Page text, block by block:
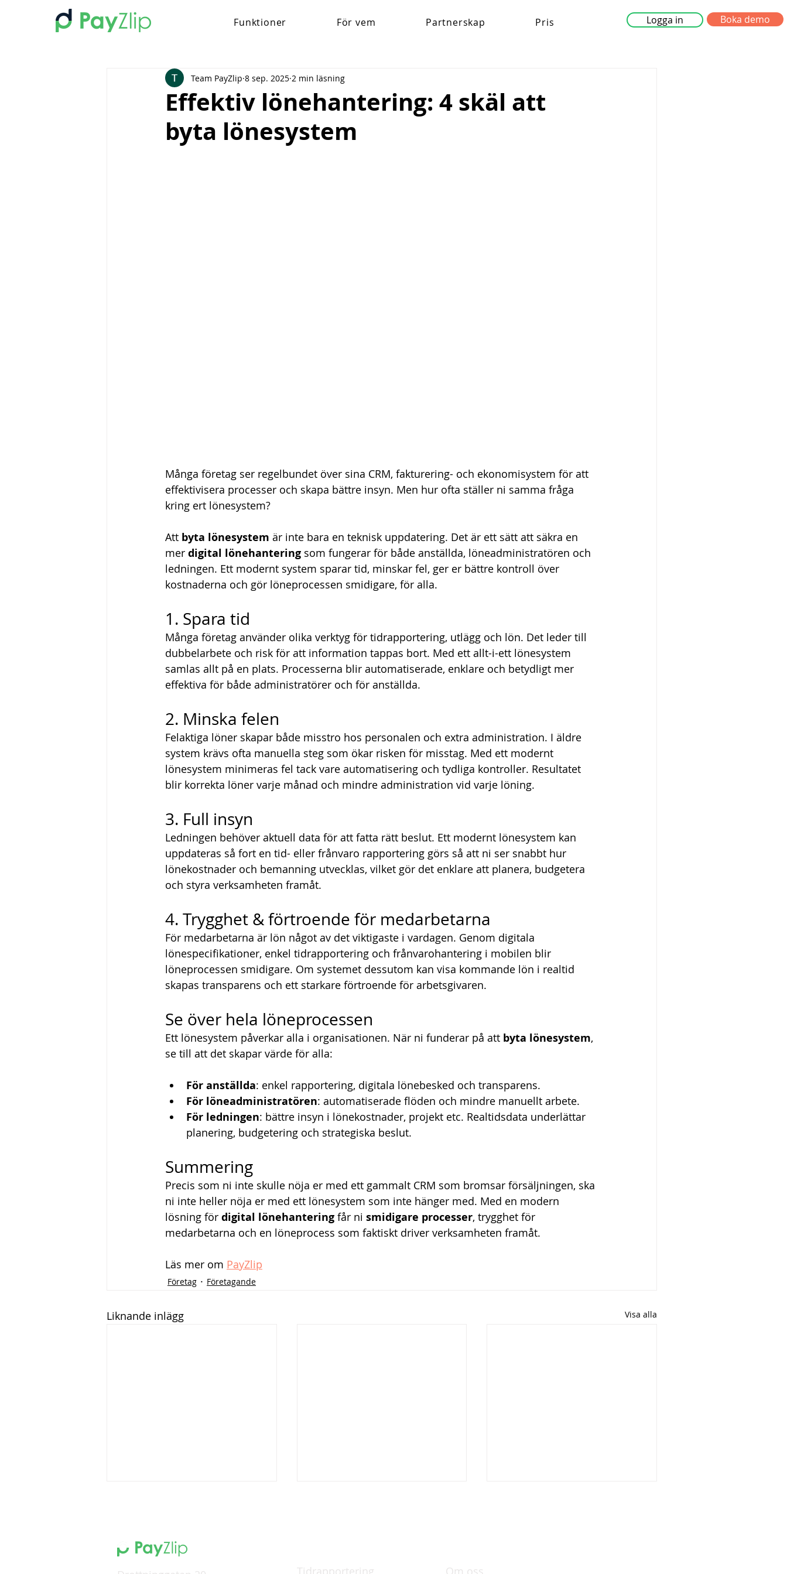
Funktioner För vem Partnerskap Pris Logga in Boka demo
Effektiv lönehantering: 4 skäl att
byta lönesystem
Team PayZlip 8 sep. 2025 2 min läsning
Många företag ser regelbundet över sina CRM, fakturering- och ekonomisystem för att
effektivisera processer och skapa bättre insyn. Men hur ofta ställer ni samma fråga
kring ert lönesystem?
Att byta lönesystem är inte bara en teknisk uppdatering. Det är ett sätt att säkra en
mer digital lönehantering som fungerar för både anställda, löneadministratören och
ledningen. Ett modernt system sparar tid, minskar fel, ger er bättre kontroll över
kostnaderna och gör löneprocessen smidigare, för alla.
1. Spara tid
Många företag använder olika verktyg för tidrapportering, utlägg och lön. Det leder till
dubbelarbete och risk för att information tappas bort. Med ett allt-i-ett lönesystem
samlas allt på en plats. Processerna blir automatiserade, enklare och betydligt mer
effektiva för både administratörer och för anställda.
2. Minska felen
Felaktiga löner skapar både misstro hos personalen och extra administration. I äldre
system krävs ofta manuella steg som ökar risken för misstag. Med ett modernt
lönesystem minimeras fel tack vare automatisering och tydliga kontroller. Resultatet
blir korrekta löner varje månad och mindre administration vid varje löning.
3. Full insyn
Ledningen behöver aktuell data för att fatta rätt beslut. Ett modernt lönesystem kan
uppdateras så fort en tid- eller frånvaro rapportering görs så att ni ser snabbt hur
lönekostnader och bemanning utvecklas, vilket gör det enklare att planera, budgetera
och styra verksamheten framåt.
4. Trygghet & förtroende för medarbetarna
För medarbetarna är lön något av det viktigaste i vardagen. Genom digitala
lönespecifikationer, enkel tidrapportering och frånvarohantering i mobilen blir
löneprocessen smidigare. Om systemet dessutom kan visa kommande lön i realtid
skapas transparens och ett starkare förtroende för arbetsgivaren.
Se över hela löneprocessen
Ett lönesystem påverkar alla i organisationen. När ni funderar på att byta lönesystem,
se till att det skapar värde för alla:
För anställda: enkel rapportering, digitala lönebesked och transparens.
För löneadministratören: automatiserade flöden och mindre manuellt arbete.
För ledningen: bättre insyn i lönekostnader, projekt etc. Realtidsdata underlättar
planering, budgetering och strategiska beslut.
Summering
Precis som ni inte skulle nöja er med ett gammalt CRM som bromsar försäljningen, ska
ni inte heller nöja er med ett lönesystem som inte hänger med. Med en modern
lösning för digital lönehantering får ni smidigare processer, trygghet för
medarbetarna och en löneprocess som faktiskt driver verksamheten framåt.
Läs mer om PayZlip
Företag Företagande
Liknande inlägg Visa alla
Byt lönesystem enkelt med en
tydlig plan och vår checklista
Tidrapportering Om oss